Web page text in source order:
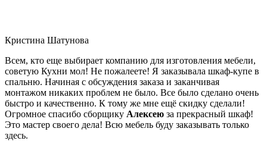
Кристина Шатунова
Всем, кто еще выбирает компанию для изготовления мебели,
советую Кухни мол! Не пожалеете! Я заказывала шкаф-купе в
спальню. Начиная с обсуждения заказа и заканчивая
монтажом никаких проблем не было. Все было сделано очень
быстро и качественно. К тому же мне ещё скидку сделали!
Огромное спасибо сборщику Алексею за прекрасный шкаф!
Это мастер своего дела! Всю мебель буду заказывать только
здесь.